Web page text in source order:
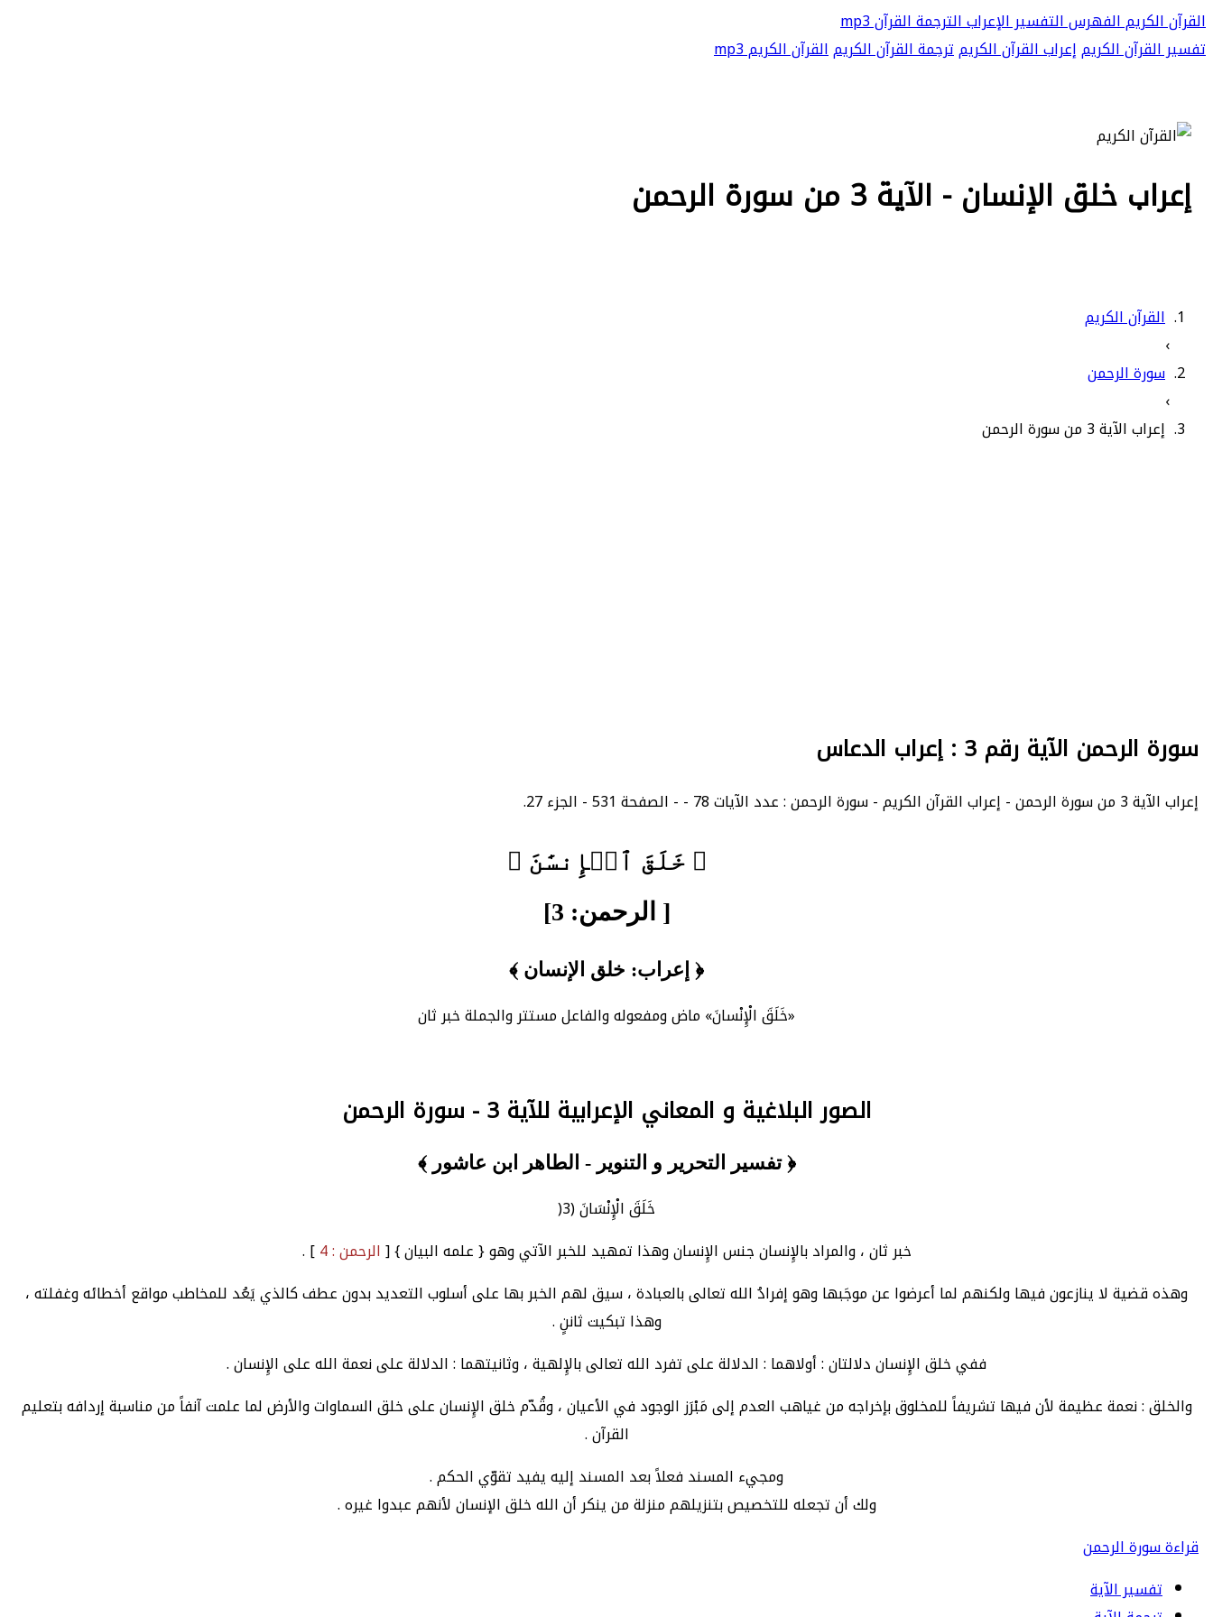
القرآن الكريمالفهرسالتفسيرالإعرابالترجمةالقرآن mp3
تفسير القرآن الكريمإعراب القرآن الكريمترجمة القرآن الكريمالقرآن الكريم mp3
إعراب خلق الإنسان - الآية 3 من سورة الرحمن
القرآن الكريم
›
سورة الرحمن
›
إعراب الآية 3 من سورة الرحمن
سورة الرحمن الآية رقم 3 : إعراب الدعاس
إعراب الآية 3 من سورة الرحمن - إعراب القرآن الكريم - سورة الرحمن : عدد الآيات 78 - - الصفحة 531 - الجزء 27.
﴿ خَلَقَ ٱلۡإِنسَٰنَ ﴾
[ الرحمن: 3]
﴿ إعراب: خلق الإنسان ﴾
«خَلَقَ الْإِنْسانَ» ماض ومفعوله والفاعل مستتر والجملة خبر ثان
الصور البلاغية و المعاني الإعرابية للآية 3 - سورة الرحمن
﴿ تفسير التحرير و التنوير - الطاهر ابن عاشور ﴾
خَلَقَ الْإِنْسَانَ (3(
خبر ثان ، والمراد بالإِنسان جنس الإِنسان وهذا تمهيد للخبر الآتي وهو { علمه البيان } [الرحمن : 4 ] .
وهذه قضية لا ينازعون فيها ولكنهم لما أعرضوا عن موجَبها وهو إفرادُ الله تعالى بالعبادة ، سيق لهم الخبر بها على أسلوب التعديد بدون عطف كالذي يَعُد للمخاطب مواقع أخطائه وغفلته ،
وهذا تبكيت ثاننٍ .
ففي خلق الإِنسان دلالتان : أولاهما : الدلالة على تفرد الله تعالى بالإِلهية ، وثانيتهما : الدلالة على نعمة الله على الإِنسان .
والخلق : نعمة عظيمة لأن فيها تشريفاً للمخلوق بإخراجه من غياهب العدم إلى مَبْرَز الوجود في الأعيان ، وقُدّم خلق الإِنسان على خلق السماوات والأرض لما علمت آنفاً من مناسبة إردافه بتعليم
القرآن .
ومجيء المسند فعلاً بعد المسند إليه يفيد تقوّي الحكم .
ولك أن تجعله للتخصيص بتنزيلهم منزلة من ينكر أن الله خلق الإنسان لأنهم عبدوا غيره .
قراءة سورة الرحمن
تفسير الآية